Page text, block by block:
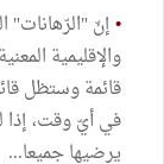
•إنّ "الرّهانات"
والإقليمية
قائمة وستظل
في أيّ وقت، إذا
يرضيها جميعا...